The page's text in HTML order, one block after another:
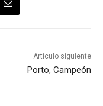
Artículo siguiente
Porto, Campeón